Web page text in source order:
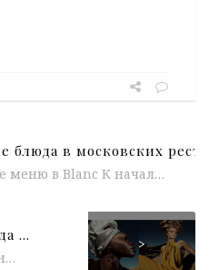
Весеннее меню в Blanc К началу сезона команда ресторана Blanc почти полностью обновила основное меню и коктейльную карту. Шеф-повар Дмитрий Караджиев...
Новая кампания бренда Zara на фоне синего неба в Калифорнийской пустыне
Бренд Zara представил новую кампанию весенне-летнего сезона 2021. За креатив и фотосъемку отвечал Стивен Майзел, видео снял арт-директор Фабьен Барон. В...
>